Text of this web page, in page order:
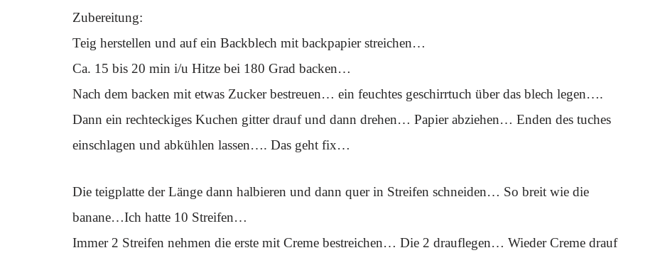
Zubereitung:
Teig herstellen und auf ein Backblech mit backpapier streichen…
Ca. 15 bis 20 min i/u Hitze bei 180 Grad backen…
Nach dem backen mit etwas Zucker bestreuen… ein feuchtes geschirrtuch über das blech legen….
Dann ein rechteckiges Kuchen gitter drauf und dann drehen… Papier abziehen… Enden des tuches
einschlagen und abkühlen lassen…. Das geht fix…
Die teigplatte der Länge dann halbieren und dann quer in Streifen schneiden… So breit wie die
banane…Ich hatte 10 Streifen…
Immer 2 Streifen nehmen die erste mit Creme bestreichen… Die 2 drauflegen… Wieder Creme drauf